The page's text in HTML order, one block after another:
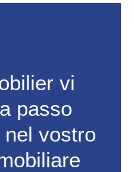
vi
passo
vostro